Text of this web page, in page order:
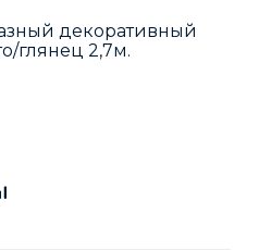
декоративный
глянец 2,7м.